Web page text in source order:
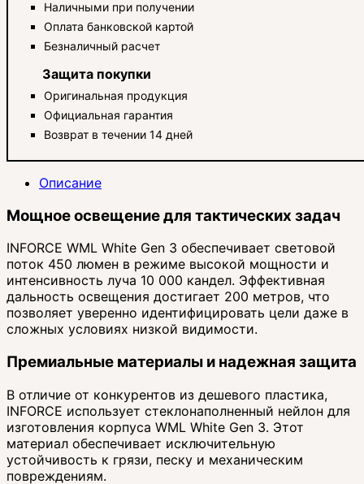
Наличными при получении
Оплата банковской картой
Безналичный расчет
Защита покупки
Оригинальная продукция
Официальная гарантия
Возврат в течении 14 дней
Описание
Мощное освещение для тактических задач
INFORCE WML White Gen 3 обеспечивает световой
поток 450 люмен в режиме высокой мощности и
интенсивность луча 10 000 кандел. Эффективная
дальность освещения достигает 200 метров, что
позволяет уверенно идентифицировать цели даже в
сложных условиях низкой видимости.
Премиальные материалы и надежная защита
В отличие от конкурентов из дешевого пластика,
INFORCE использует стеклонаполненный нейлон для
изготовления корпуса WML White Gen 3. Этот
материал обеспечивает исключительную
устойчивость к грязи, песку и механическим
повреждениям.